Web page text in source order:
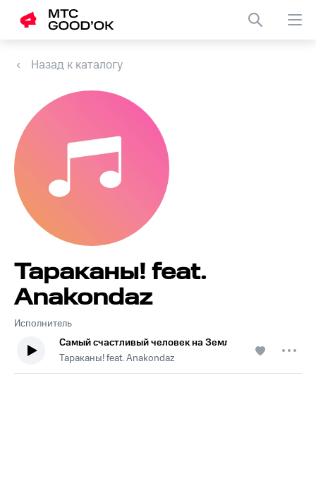
Назад к каталогу
Исполнитель
Тараканы! feat.
Anakondaz
Самый счастливый человек на Земле
Тараканы! feat. Anakondaz